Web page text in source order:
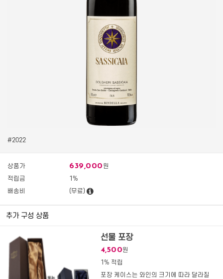
#2022
상품가 639,000 원
적립금
1%
배송비
(무료)
추가 구성 상품
선물 포장
4,500원
1% 적립
포장 케이스는 와인의 크기에 따라 달라질